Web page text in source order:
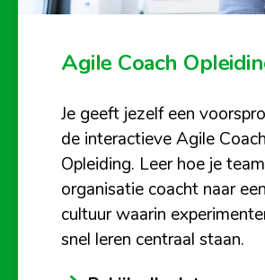
Agile Coach
Je geeft jezelf een
de interactieve Agile Coach
Opleiding. Leer hoe je
organisatie coacht naar
cultuur waarin
snel leren centraal staan.